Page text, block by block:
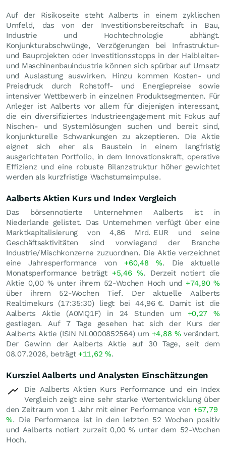
Auf der Risikoseite steht Aalberts in einem zyklischen
Umfeld, das von der Investitionsbereitschaft in Bau,
Industrie und Hochtechnologie abhängt.
Konjunkturabschwünge, Verzögerungen bei Infrastruktur-
und Bauprojekten oder Investitionsstopps in der Halbleiter-
und Maschinenbauindustrie können sich spürbar auf Umsatz
und Auslastung auswirken. Hinzu kommen Kosten- und
Preisdruck durch Rohstoff- und Energiepreise sowie
intensiver Wettbewerb in einzelnen Produktsegmenten. Für
Anleger ist Aalberts vor allem für diejenigen interessant,
die ein diversifiziertes Industrieengagement mit Fokus auf
Nischen- und Systemlösungen suchen und bereit sind,
konjunkturelle Schwankungen zu akzeptieren. Die Aktie
eignet sich eher als Baustein in einem langfristig
ausgerichteten Portfolio, in dem Innovationskraft, operative
Effizienz und eine robuste Bilanzstruktur höher gewichtet
werden als kurzfristige Wachstumsimpulse.
Aalberts Aktien Kurs und Index Vergleich
Das börsennotierte Unternehmen Aalberts ist in
Niederlande gelistet. Das Unternehmen verfügt über eine
Marktkapitalisierung von 4,86 Mrd. EUR und seine
Geschäftsaktivitäten sind vorwiegend der Branche
Industrie/Mischkonzerne zuzuordnen. Die Aktie verzeichnet
eine Jahresperformance von +60,48 %. Die aktuelle
Monatsperformance beträgt +5,46%. Derzeit notiert die
Aktie 0,00 %unter ihrem 52-Wochen Hoch und +74,90%
über ihrem 52-Wochen Tief. Der aktuelle Aalberts
Realtimekurs (17:35:30) liegt bei 44,96 €. Damit ist die
Aalberts Aktie (A0MQ1F) in 24 Stunden um +0,27%
gestiegen. Auf 7 Tage gesehen hat sich der Kurs der
Aalberts Aktie (ISIN NL0000852564) um +4,88 %verändert.
Der Gewinn der Aalberts Aktie auf 30 Tage, seit dem
08.07.2026, beträgt +11,62 %.
Kursziel Aalberts und Analysten Einschätzungen
Die Aalberts Aktien Kurs Performance und ein Index
Vergleich zeigt eine sehr starke Wertentwicklung über
den Zeitraum von 1 Jahr mit einer Performance von +57,79
%. Die Performance ist in den letzten 52 Wochen positiv
und Aalberts notiert zurzeit 0,00% unter dem 52-Wochen
Hoch.